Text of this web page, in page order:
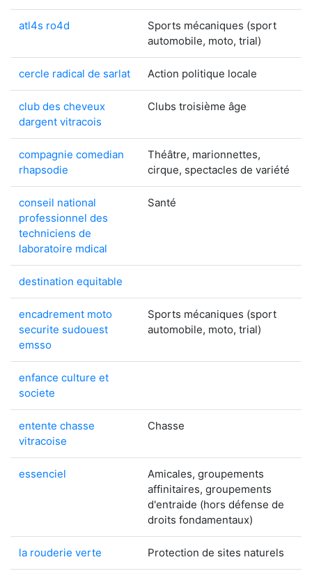
atl4s ro4d
Sports mécaniques (sport
automobile, moto, trial)
cercle radical de sarlat Action politique locale
club des cheveux
dargent vitracois
Clubs troisième âge
compagnie comedian
rhapsodie
Théâtre, marionnettes,
cirque, spectacles de variété
conseil national
professionnel des
techniciens de
laboratoire mdical
Santé
destination equitable
encadrement moto
securite sudouest
emsso
Sports mécaniques (sport
automobile, moto, trial)
enfance culture et
societe
entente chasse
vitracoise
Chasse
essenciel
Amicales, groupements
affinitaires, groupements
d'entraide (hors défense de
droits fondamentaux)
la rouderie verte Protection de sites naturels